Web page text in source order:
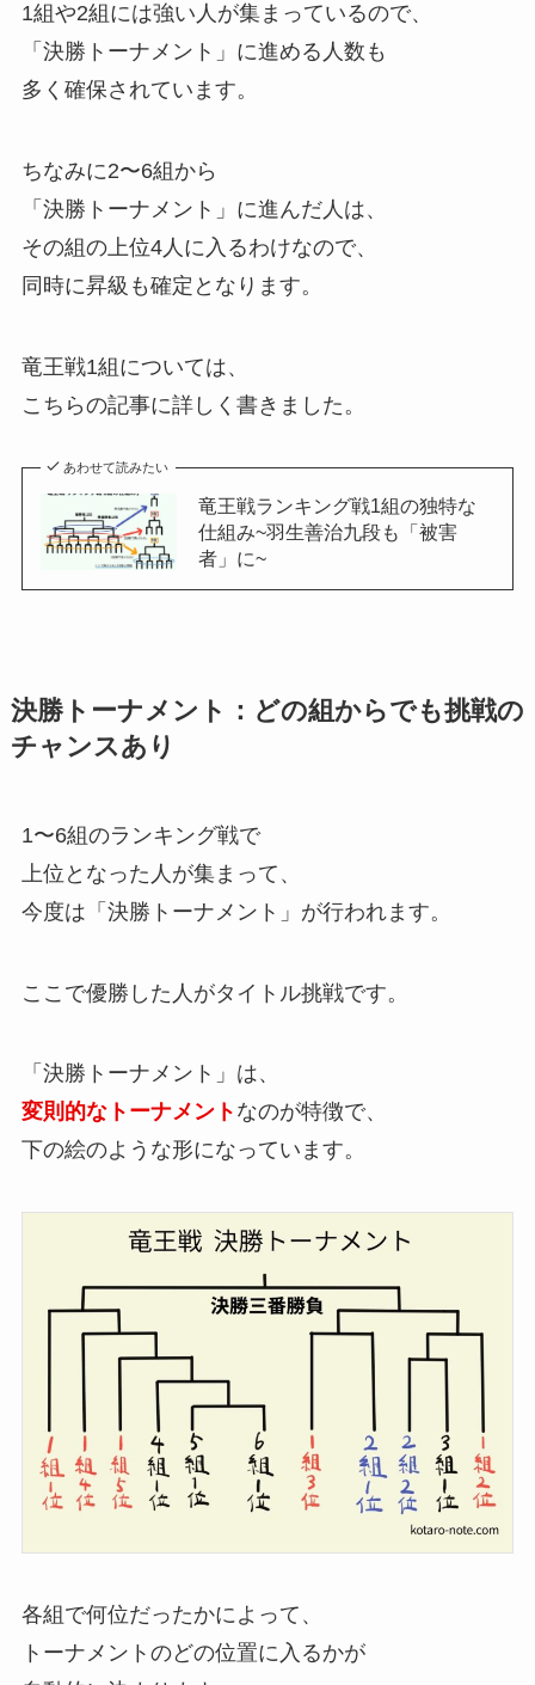
1組や2組には強い人が集まっているので、
「決勝トーナメント」に進める人数も
多く確保されています。
ちなみに2〜6組から
「決勝トーナメント」に進んだ人は、
その組の上位4人に入るわけなので、
同時に昇級も確定となります。
竜王戦1組については、
こちらの記事に詳しく書きました。
あわせて読みたい
竜王戦ランキング戦1組の独特な
仕組み~羽生善治九段も「被害
者」に~
決勝トーナメント：どの組からでも挑戦の
チャンスあり
1〜6組のランキング戦で
上位となった人が集まって、
今度は「決勝トーナメント」が行われます。
ここで優勝した人がタイトル挑戦です。
「決勝トーナメント」は、
変則的なトーナメント なのが特徴で、
下の絵のような形になっています。
各組で何位だったかによって、
トーナメントのどの位置に入るかが